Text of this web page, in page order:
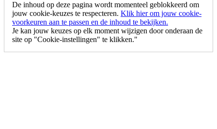
De inhoud op deze pagina wordt momenteel geblokkeerd om
jouw cookie-keuzes te respecteren. Klik hier om jouw cookie-
voorkeuren aan te passen en de inhoud te bekijken.
Je kan jouw keuzes op elk moment wijzigen door onderaan de
site op "Cookie-instellingen" te klikken."